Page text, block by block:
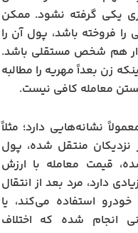
یکی گرفته نشود. ممکن
را فروخته باشد، پول آن را
هم شخص مستقلی باشد.
زن بعداً مهریه را مطالبه
معامله کافی نیست.
نشانه‌هایی دارد؛ مثلاً
نزدیکان منتقل شده، پول
قیمت معامله با ارزش
دارد، مرد بعد از انتقال
خودرو استفاده می‌کند، یا
انجام شده که اختلاف